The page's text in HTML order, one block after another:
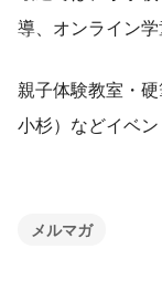
導、オンライン
親子体験教室・
小杉）などイベン
メルマガ